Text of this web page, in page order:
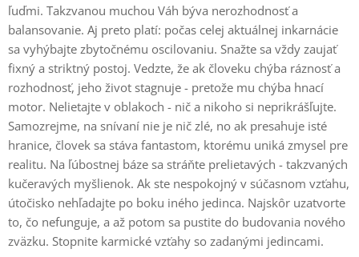
ľuďmi. Takzvanou muchou Váh býva nerozhodnosť a
balansovanie. Aj preto platí: počas celej aktuálnej inkarnácie
sa vyhýbajte zbytočnému oscilovaniu. Snažte sa vždy zaujať
fixný a striktný postoj. Vedzte, že ak človeku chýba ráznosť a
rozhodnosť, jeho život stagnuje - pretože mu chýba hnací
motor. Nelietajte v oblakoch - nič a nikoho si neprikrášľujte.
Samozrejme, na snívaní nie je nič zlé, no ak presahuje isté
hranice, človek sa stáva fantastom, ktorému uniká zmysel pre
realitu. Na ľúbostnej báze sa stráňte prelietavých - takzvaných
kučeravých myšlienok. Ak ste nespokojný v súčasnom vzťahu,
útočisko nehľadajte po boku iného jedinca. Najskôr uzatvorte
to, čo nefunguje, a až potom sa pustite do budovania nového
zväzku. Stopnite karmické vzťahy so zadanými jedincami.